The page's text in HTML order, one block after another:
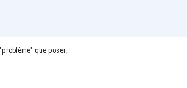
à la présidentielle 2027